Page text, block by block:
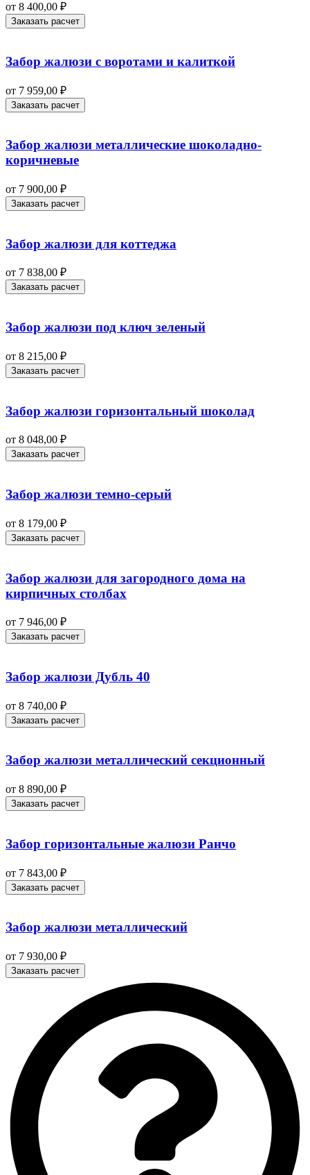
от 8 400,00 ₽
Заказать расчет
Забор жалюзи с воротами и калиткой
от 7 959,00 ₽
Заказать расчет
Забор жалюзи металлические шоколадно-
коричневые
от 7 900,00 ₽
Заказать расчет
Забор жалюзи для коттеджа
от 7 838,00 ₽
Заказать расчет
Забор жалюзи под ключ зеленый
от 8 215,00 ₽
Заказать расчет
Забор жалюзи горизонтальный шоколад
от 8 048,00 ₽
Заказать расчет
Забор жалюзи темно-серый
от 8 179,00 ₽
Заказать расчет
Забор жалюзи для загородного дома на
кирпичных столбах
от 7 946,00 ₽
Заказать расчет
Забор жалюзи Дубль 40
от 8 740,00 ₽
Заказать расчет
Забор жалюзи металлический секционный
от 8 890,00 ₽
Заказать расчет
Забор горизонтальные жалюзи Ранчо
от 7 843,00 ₽
Заказать расчет
Забор жалюзи металлический
от 7 930,00 ₽
Заказать расчет